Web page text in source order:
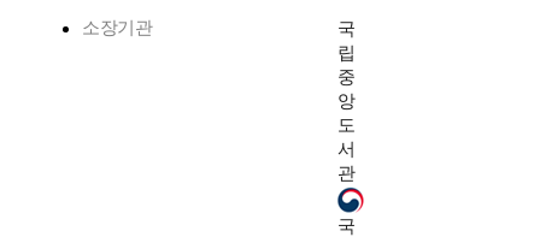
소장기관
국
립
중
앙
도
서
관
국